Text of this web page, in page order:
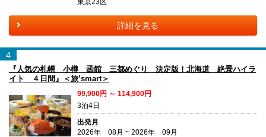
詳細を見る
4
『人気の札幌 小樽 函館 三都めぐり 決定版！北海道 絶景ハイラ
イト ４日間』＜旅’smart＞
99,900円 ～ 114,900円
3泊4日
出発月
2026年 08月 ~ 2026年 09月